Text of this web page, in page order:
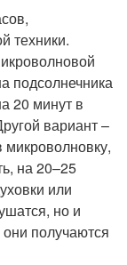
техники.
подсолнечника
20 минут в
вариант –
микроволновку,
на 20–25
или
но и
получаются